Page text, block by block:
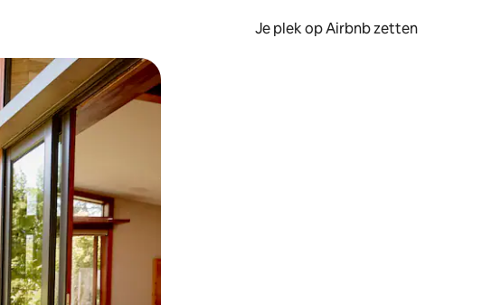
Je plek op Airbnb zetten